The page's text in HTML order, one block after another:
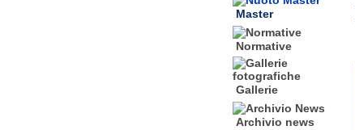
Master
Normative
Gallerie
Archivio news